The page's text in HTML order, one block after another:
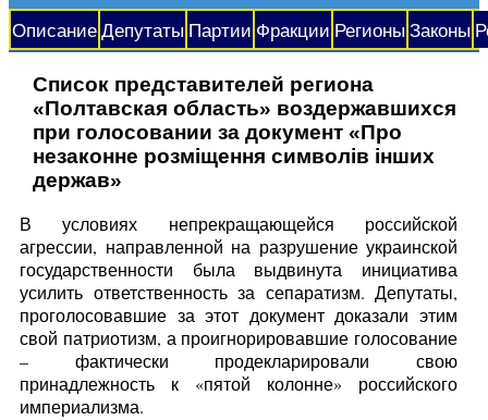
Описание Депутаты Партии Фракции Регионы Законы
Список представителей региона
«Полтавская область» воздержавшихся
при голосовании за документ «Про
незаконне розміщення символів інших
держав»
В условиях непрекращающейся российской
агрессии, направленной на разрушение украинской
государственности была выдвинута инициатива
усилить ответственность за сепаратизм. Депутаты,
проголосовавшие за этот документ доказали этим
свой патриотизм, а проигнорировавшие голосование
– фактически продекларировали свою
принадлежность к «пятой колонне» российского
империализма.